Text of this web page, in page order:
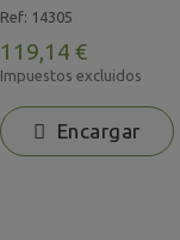
Ref: 14305
119,14 €
Impuestos excluidos
Encargar